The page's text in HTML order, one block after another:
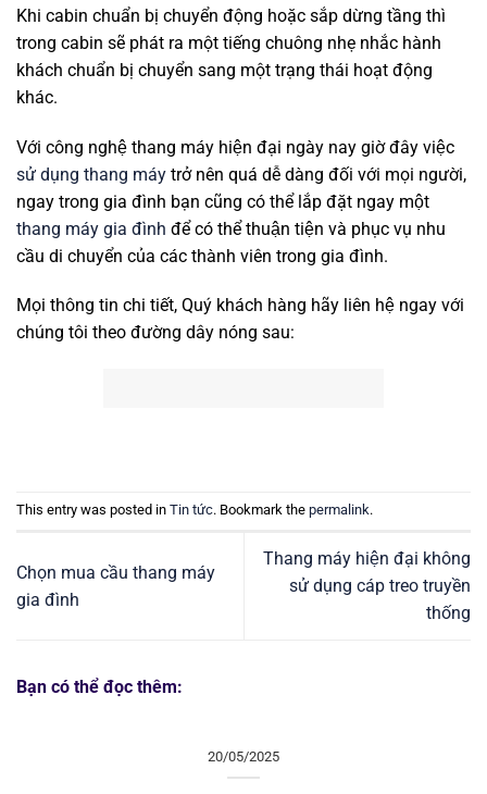
Khi cabin chuẩn bị chuyển động hoặc sắp dừng tầng thì
trong cabin sẽ phát ra một tiếng chuông nhẹ nhắc hành
khách chuẩn bị chuyển sang một trạng thái hoạt động
khác.
Với công nghệ thang máy hiện đại ngày nay giờ đây việc
sử dụng thang máy trở nên quá dễ dàng đối với mọi người,
ngay trong gia đình bạn cũng có thể lắp đặt ngay một
thang máy gia đình để có thể thuận tiện và phục vụ nhu
cầu di chuyển của các thành viên trong gia đình.
Mọi thông tin chi tiết, Quý khách hàng hãy liên hệ ngay với
chúng tôi theo đường dây nóng sau:
This entry was posted in Tin tức. Bookmark the permalink.
Chọn mua cầu thang máy
gia đình
Thang máy hiện đại không
sử dụng cáp treo truyền
thống
Bạn có thể đọc thêm:
20/05/2025